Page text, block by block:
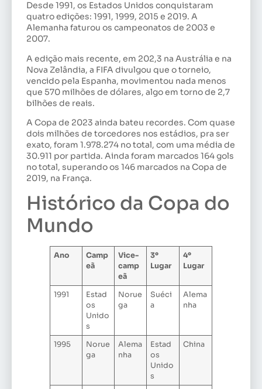
Desde 1991, os Estados Unidos conquistaram
quatro edições: 1991, 1999, 2015 e 2019. A
Alemanha faturou os campeonatos de 2003 e
2007.
A edição mais recente, em 202,3 na Austrália e na
Nova Zelândia, a FIFA divulgou que o torneio,
vencido pela Espanha, movimentou nada menos
que 570 milhões de dólares, algo em torno de 2,7
bilhões de reais.
A Copa de 2023 ainda bateu recordes. Com quase
dois milhões de torcedores nos estádios, pra ser
exato, foram 1.978.274 no total, com uma média de
30.911 por partida. Ainda foram marcados 164 gols
no total, superando os 146 marcados na Copa de
2019, na França.
Histórico da Copa do
Mundo
Ano
Camp
eã
Vice-
camp
eã
3º
Lugar
4º
Lugar
1991
Estad
os
Unido
s
Norue
ga
Suéci
a
Alema
nha
1995
Norue
ga
Alema
nha
Estad
os
Unido
s
China